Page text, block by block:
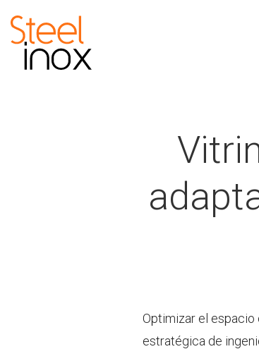
contenido
Optimizar el espacio
estratégica de